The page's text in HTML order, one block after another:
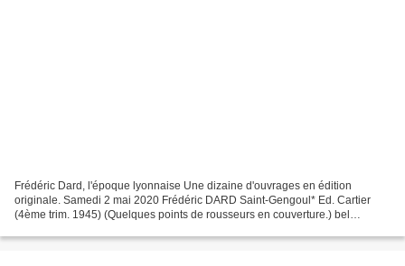
Frédéric Dard, l'époque lyonnaise Une dizaine d'ouvrages en édition
originale. Samedi 2 mai 2020 Frédéric DARD Saint-Gengoul* Ed. Cartier
(4ème trim. 1945) (Quelques points de rousseurs en couverture.) bel